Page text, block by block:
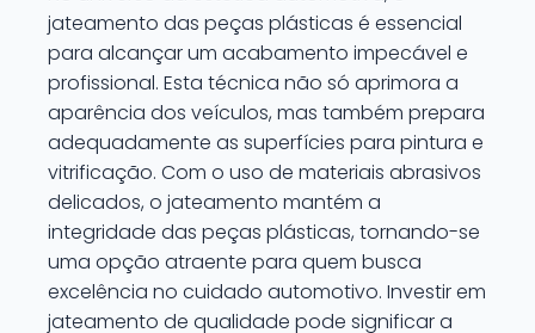
jateamento das peças plásticas é essencial
para alcançar um acabamento impecável e
profissional. Esta técnica não só aprimora a
aparência dos veículos, mas também prepara
adequadamente as superfícies para pintura e
vitrificação. Com o uso de materiais abrasivos
delicados, o jateamento mantém a
integridade das peças plásticas, tornando-se
uma opção atraente para quem busca
excelência no cuidado automotivo. Investir em
jateamento de qualidade pode significar a